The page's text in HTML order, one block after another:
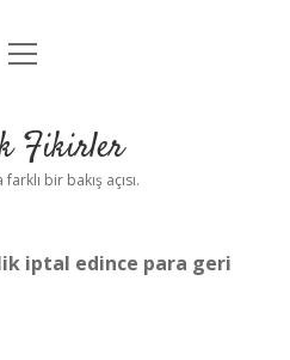
Uyarı
menüyü
Fikirler
bir bakış açısı.
iptal edince para geri